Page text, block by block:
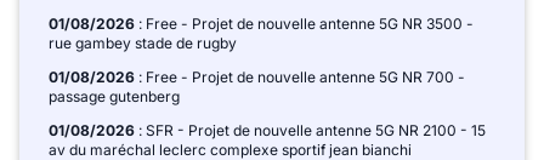
01/08/2026 : Free - Projet de nouvelle antenne 5G NR 3500 -
rue gambey stade de rugby
01/08/2026 : Free - Projet de nouvelle antenne 5G NR 700 -
passage gutenberg
01/08/2026 : SFR - Projet de nouvelle antenne 5G NR 2100 - 15
av du maréchal leclerc complexe sportif jean bianchi